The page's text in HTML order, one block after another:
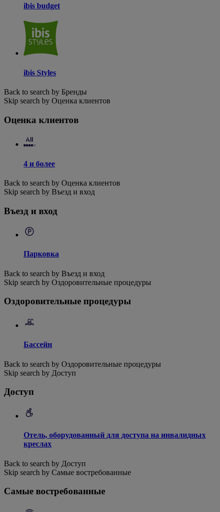
ibis budget
ibis Styles
Back to search by Бренды
Skip search by Оценка клиентов
Оценка клиентов
4 и более
Back to search by Оценка клиентов
Skip search by Въезд и вход
Въезд и вход
Парковка
Back to search by Въезд и вход
Skip search by Оздоровительные процедуры
Оздоровительные процедуры
Бассейн
Back to search by Оздоровительные процедуры
Skip search by Доступ
Доступ
Отель, оборудованный для доступа на инвалидных
креслах
Back to search by Доступ
Skip search by Самые востребованные
Самые востребованные